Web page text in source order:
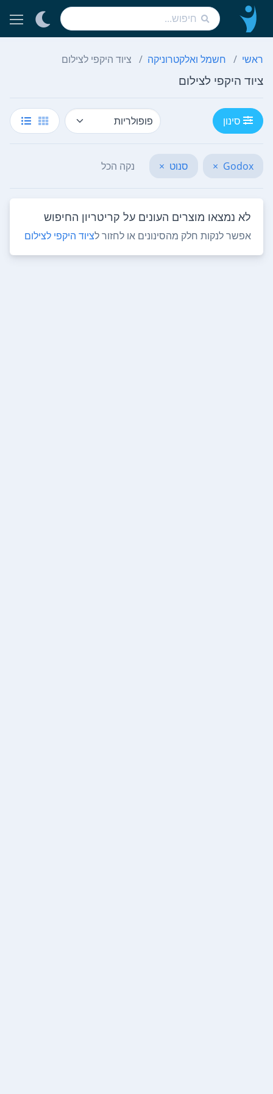
ראשי חשמל ואלקטרוניקה ציוד היקפי לצילום
ציוד היקפי לצילום
סינון
Godox
× סנוט × נקה הכל
לא נמצאו מוצרים העונים על קריטריון החיפוש
אפשר לנקות חלק מהסינונים או לחזור לציוד היקפי לצילום